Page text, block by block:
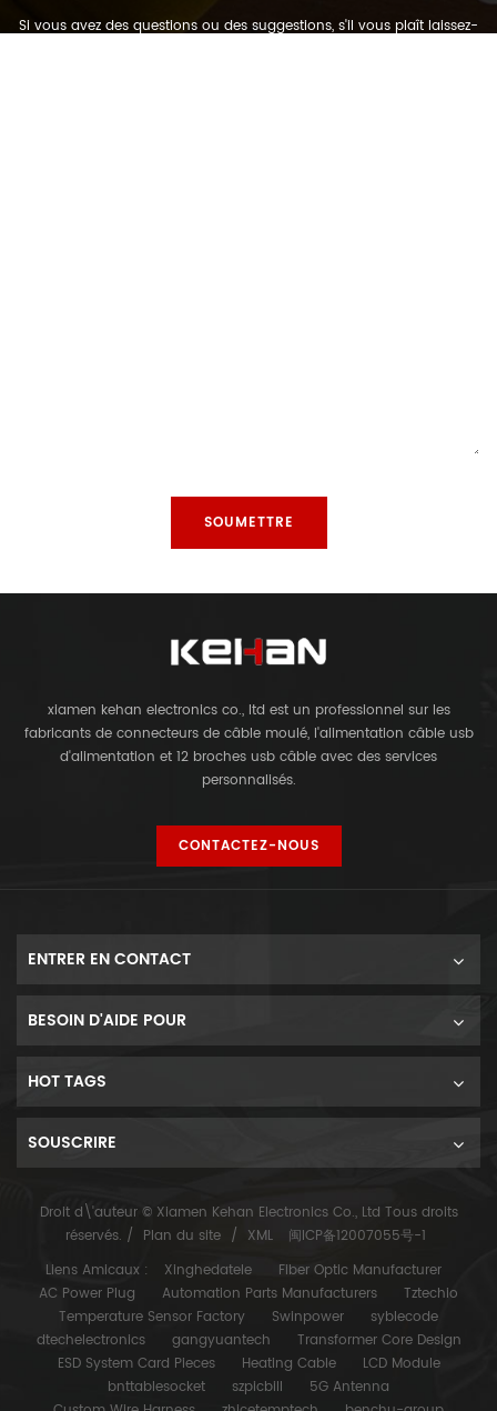
Si vous avez des questions ou des suggestions, s'il vous plaît laissez-
xiamen kehan electronics co., ltd est un professionnel sur les
fabricants de connecteurs de câble moulé, l'alimentation câble usb
d'alimentation et 12 broches usb câble avec des services
personnalisés.
CONTACTEZ-NOUS
ENTRER EN CONTACT
BESOIN D'AIDE POUR
HOT TAGS
SOUSCRIRE
Droit d\'auteur © Xiamen Kehan Electronics Co., Ltd Tous droits
réservés. / Plan du site / XML
闽ICP备12007055号-1
Liens Amicaux :
Xinghedatele
Fiber Optic Manufacturer
AC Power Plug
Automation Parts Manufacturers
Tztechio
Temperature Sensor Factory
Swinpower
syblecode
dtechelectronics
gangyuantech
Transformer Core Design
ESD System Card Pieces
Heating Cable
LCD Module
bnttablesocket
szpicbill
5G Antenna